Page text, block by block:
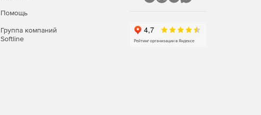
Помощь
Группа компаний
Softline